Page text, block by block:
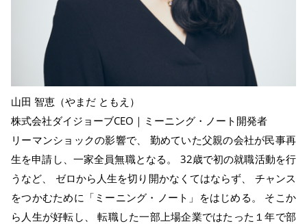
山田 智恵（やまだ ともえ）
株式会社ダイジョーブCEO｜ミーニング・ノート開発者
リーマンショックの影響で、 勤めていた父親の会社が民事再
生を申請し、一家全員無職となる。 32歳で初の就職活動を行
うなど、 ゼロから人生を切り開かなくてはならず、 チャンス
をつかむために「ミーニング・ノート」をはじめる。 そこか
ら人生が好転し、 転職した一部上場企業ではたった１年で部